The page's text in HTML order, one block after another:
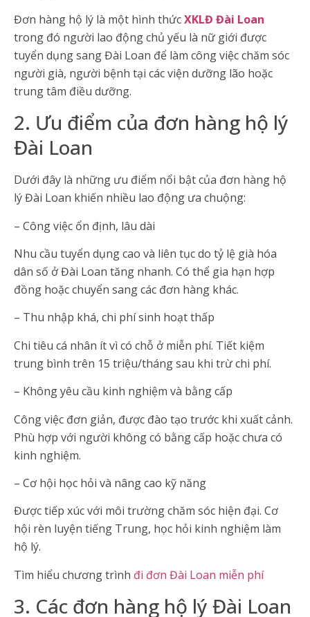
Đơn hàng hộ lý là một hình thứcXKLĐ Đài Loan
trong đó người lao động chủ yếu là nữ giới được
tuyển dụng sang Đài Loan để làm công việc chăm sóc
người già, người bệnh tại các viện dưỡng lão hoặc
trung tâm điều dưỡng.
2. Ưu điểm của đơn hàng hộ lý
Đài Loan
Dưới đây là những ưu điểm nổi bật của đơn hàng hộ
lý Đài Loan khiến nhiều lao động ưa chuộng:
– Công việc ổn định, lâu dài
Nhu cầu tuyển dụng cao và liên tục do tỷ lệ già hóa
dân số ở Đài Loan tăng nhanh. Có thể gia hạn hợp
đồng hoặc chuyển sang các đơn hàng khác.
– Thu nhập khá, chi phí sinh hoạt thấp
Chi tiêu cá nhân ít vì có chỗ ở miễn phí. Tiết kiệm
trung bình trên 15 triệu/tháng sau khi trừ chi phí.
– Không yêu cầu kinh nghiệm và bằng cấp
Công việc đơn giản, được đào tạo trước khi xuất cảnh.
Phù hợp với người không có bằng cấp hoặc chưa có
kinh nghiệm.
– Cơ hội học hỏi và nâng cao kỹ năng
Được tiếp xúc với môi trường chăm sóc hiện đại. Cơ
hội rèn luyện tiếng Trung, học hỏi kinh nghiệm làm
hộ lý.
Tìm hiểu chương trình đi đơn Đài Loan miễn phí
3. Các đơn hàng hộ lý Đài Loan